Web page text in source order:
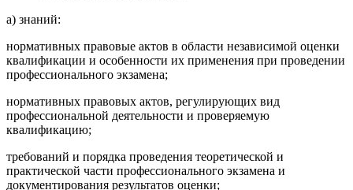
а) знаний:
нормативных правовые актов в области независимой оценки
квалификации и особенности их применения при проведении
профессионального экзамена;
нормативных правовых актов, регулирующих вид
профессиональной деятельности и проверяемую
квалификацию;
требований и порядка проведения теоретической и
практической части профессионального экзамена и
документирования результатов оценки;